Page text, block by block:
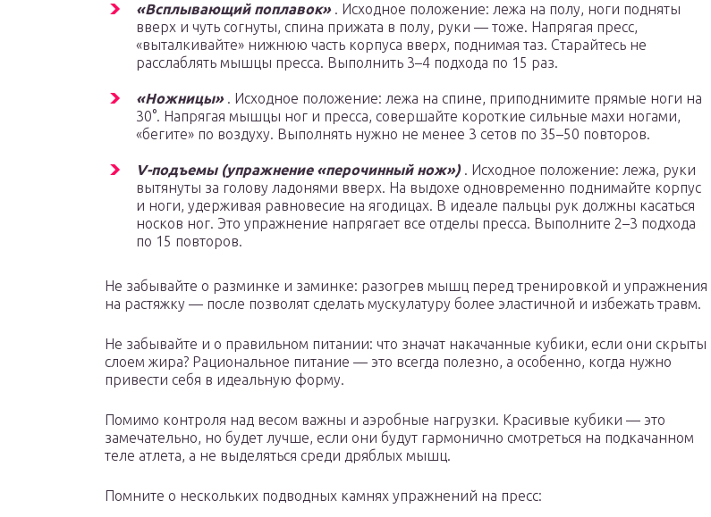
«Всплывающий поплавок». Исходное положение: лежа на полу, ноги подняты
вверх и чуть согнуты, спина прижата в полу, руки — тоже. Напрягая пресс,
«выталкивайте» нижнюю часть корпуса вверх, поднимая таз. Старайтесь не
расслаблять мышцы пресса. Выполнить 3–4 подхода по 15 раз.
«Ножницы». Исходное положение: лежа на спине, приподнимите прямые ноги на
30°. Напрягая мышцы ног и пресса, совершайте короткие сильные махи ногами,
«бегите» по воздуху. Выполнять нужно не менее 3 сетов по 35–50 повторов.
V-подъемы (упражнение «перочинный нож»). Исходное положение: лежа, руки
вытянуты за голову ладонями вверх. На выдохе одновременно поднимайте корпус
и ноги, удерживая равновесие на ягодицах. В идеале пальцы рук должны касаться
носков ног. Это упражнение напрягает все отделы пресса. Выполните 2–3 подхода
по 15 повторов.
Не забывайте о разминке и заминке: разогрев мышц перед тренировкой и упражнения
на растяжку — после позволят сделать мускулатуру более эластичной и избежать травм.
Не забывайте и о правильном питании: что значат накачанные кубики, если они скрыты
слоем жира? Рациональное питание — это всегда полезно, а особенно, когда нужно
привести себя в идеальную форму.
Помимо контроля над весом важны и аэробные нагрузки. Красивые кубики — это
замечательно, но будет лучше, если они будут гармонично смотреться на подкачанном
теле атлета, а не выделяться среди дряблых мышц.
Помните о нескольких подводных камнях упражнений на пресс: